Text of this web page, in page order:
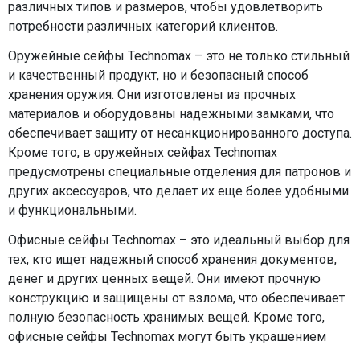
различных типов и размеров, чтобы удовлетворить
потребности различных категорий клиентов.
Оружейные сейфы Technomax – это не только стильный
и качественный продукт, но и безопасный способ
хранения оружия. Они изготовлены из прочных
материалов и оборудованы надежными замками, что
обеспечивает защиту от несанкционированного доступа.
Кроме того, в оружейных сейфах Technomax
предусмотрены специальные отделения для патронов и
других аксессуаров, что делает их еще более удобными
и функциональными.
Офисные сейфы Technomax – это идеальный выбор для
тех, кто ищет надежный способ хранения документов,
денег и других ценных вещей. Они имеют прочную
конструкцию и защищены от взлома, что обеспечивает
полную безопасность хранимых вещей. Кроме того,
офисные сейфы Technomax могут быть украшением